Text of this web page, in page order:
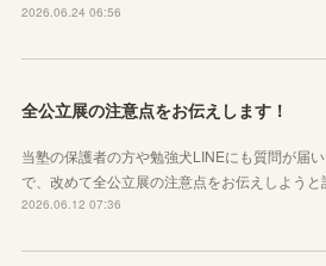
2026.06.24 06:56
全公立展の注意点をお伝えします！
当塾の保護者の方や勉強犬LINEにも質問が届
で、改めて全公立展の注意点をお伝えしよう
2026.06.12 07:36